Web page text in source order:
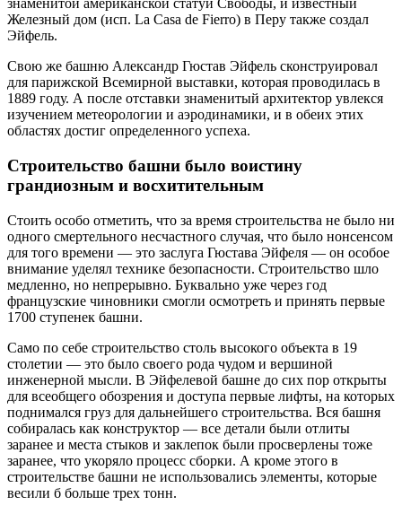
знаменитой американской статуи Свободы, и известный
Железный дом (исп. La Casa de Fierro) в Перу также создал
Эйфель.
Свою же башню Александр Гюстав Эйфель сконструировал
для парижской Всемирной выставки, которая проводилась в
1889 году. А после отставки знаменитый архитектор увлекся
изучением метеорологии и аэродинамики, и в обеих этих
областях достиг определенного успеха.
Строительство башни было воистину
грандиозным и восхитительным
Стоить особо отметить, что за время строительства не было ни
одного смертельного несчастного случая, что было нонсенсом
для того времени — это заслуга Гюстава Эйфеля — он особое
внимание уделял технике безопасности. Строительство шло
медленно, но непрерывно. Буквально уже через год
французские чиновники смогли осмотреть и принять первые
1700 ступенек башни.
Само по себе строительство столь высокого объекта в 19
столетии — это было своего рода чудом и вершиной
инженерной мысли. В Эйфелевой башне до сих пор открыты
для всеобщего обозрения и доступа первые лифты, на которых
поднимался груз для дальнейшего строительства. Вся башня
собиралась как конструктор — все детали были отлиты
заранее и места стыков и заклепок были просверлены тоже
заранее, что укоряло процесс сборки. А кроме этого в
строительстве башни не использовались элементы, которые
весили б больше трех тонн.